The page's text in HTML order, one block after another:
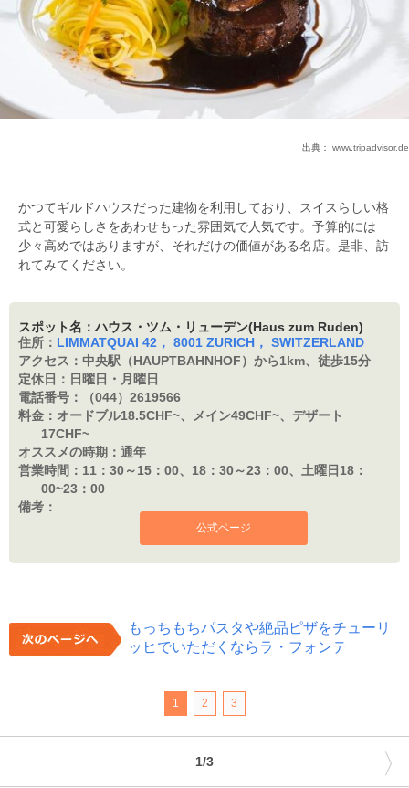
出典： www.tripadvisor.de
かつてギルドハウスだった建物を利用しており、スイスらしい格
式と可愛らしさをあわせもった雰囲気で人気です。予算的には
少々高めではありますが、それだけの価値がある名店。是非、訪
れてみてください。
スポット名：ハウス・ツム・リューデン(Haus zum Ruden)
住所： LIMMATQUAI 42， 8001 ZURICH， SWITZERLAND
アクセス： 中央駅（HAUPTBAHNHOF）から1km、徒歩15分
定休日： 日曜日・月曜日
電話番号：
（044）2619566
料金： オードブル18.5CHF~、メイン49CHF~、デザート
17CHF~
オススメの時期： 通年
営業時間： 11：30～15：00、18：30～23：00、土曜日18：
00~23：00
備考：
公式ページ
もっちもちパスタや絶品ピザをチューリ
ッヒでいただくならラ・フォンテ
1 2 3
1/3 〉